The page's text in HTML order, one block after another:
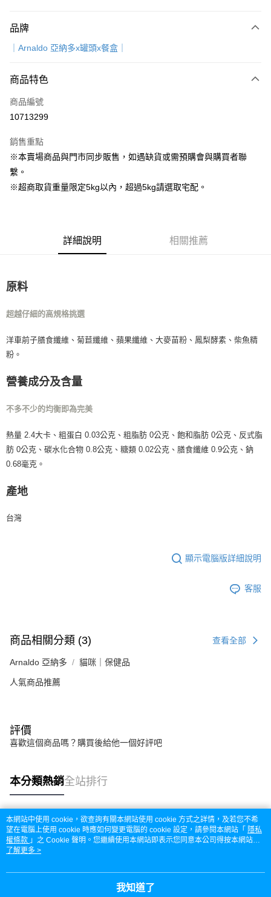
信用卡一次付款
LINE Pay
Apple Pay
Google Pay
運送方式
每筆NT$80，滿NT$1,000(含以上)免運費
每筆NT$160
宅配(滿額免運)
付款後門市自取
品牌
｜Arnaldo 亞納多x罐頭x餐盒｜
商品特色
商品編號
10713299
銷售重點
※本賣場商品與門市同步販售，如遇缺貨或需預購會與購買者聯
繫。
※超商取貨重量限定5kg以內，超過5kg請選取宅配。
詳細說明 相關推薦
原料
超越仔細的高規格挑選
洋車前子膳食纖維、菊苣纖維、蘋果纖維、大麥苗粉、鳳梨酵素、柴魚精
粉。
營養成分及含量
不多不少的均衡即為完美
熱量 2.4大卡、粗蛋白 0.03公克、粗脂肪 0公克、飽和脂肪 0公克、反式脂
肪 0公克、碳水化合物 0.8公克、糖類 0.02公克、膳食纖維 0.9公克、鈉
0.68毫克。
產地
台灣
顯示電腦版詳細說明
客服
商品相關分類 (3) 查看全部
Arnaldo 亞納多 貓咪｜保健品
人氣商品推薦
評價
喜歡這個商品嗎？購買後給他一個好評吧
本分類熱銷全站排行
熱門標籤
本網站中使用 cookie，欲查詢有關本網站使用 cookie 方式之詳情，及若您不希
望在電腦上使用 cookie 時應如何變更電腦的 cookie 設定，請參閱本網站「 隱私
權條款 」之 Cookie 聲明。您繼續使用本網站即表示您同意本公司得按本網站使
用條款之 Cookie 聲明使用 cookie。
了解更多 >
我知道了